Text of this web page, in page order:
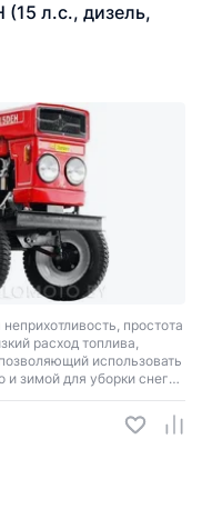
(15 л.с., дизель,
простота
расход топлива,
использовать
и зимой для уборки снега